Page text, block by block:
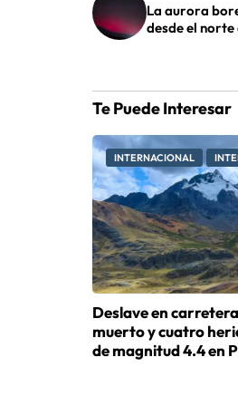
La aurora
desde el norte
Te Puede Interesar
INTERNACIONAL
Deslave en
muerto y cuatro
de magnitud 4.4 en